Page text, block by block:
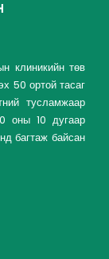
клиникийн төв
50 ортой тасаг
тусламжаар
оны 10 дугаар
багтаж байсан